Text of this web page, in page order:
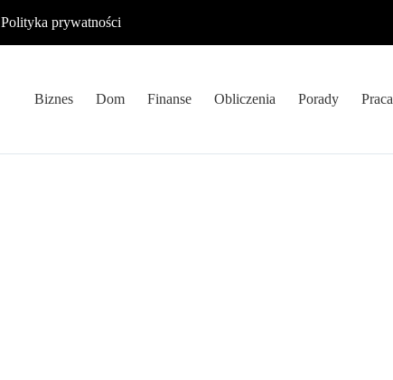
Polityka prywatności
Biznes Dom Finanse Obliczenia Porady Praca